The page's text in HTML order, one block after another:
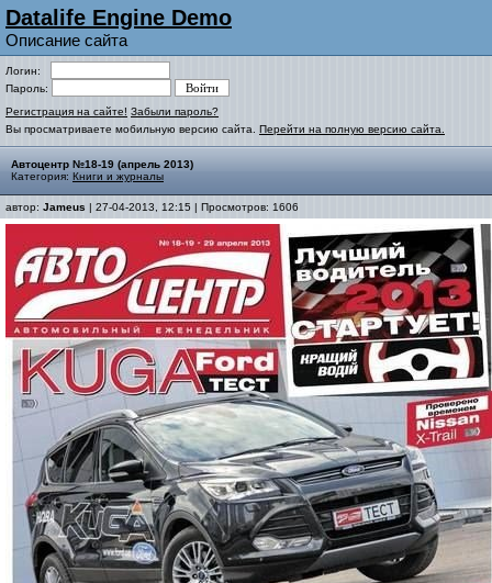
Datalife Engine Demo
Описание сайта
Логин:
Пароль:
Регистрация на сайте! Забыли пароль?
Вы просматриваете мобильную версию сайта. Перейти на полную версию сайта.
Автоцентр №18-19 (апрель 2013)
Категория: Книги и журналы
автор: Jameus | 27-04-2013, 12:15 | Просмотров: 1606